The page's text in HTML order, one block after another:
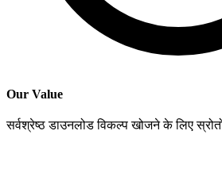
Our Value
सर्वश्रेष्ठ डाउनलोड विकल्प खोजने के लिए